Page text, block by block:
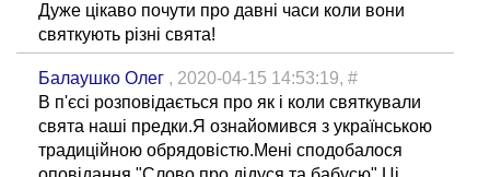
Дуже цікаво почути про давні часи коли вони
святкують різні свята!
Балаушко Олег , 2020-04-15 14:53:19, #
В п'єсі розповідається про як і коли святкували
свята наші предки.Я ознайомився з українською
традиційною обрядовістю.Мені сподобалося